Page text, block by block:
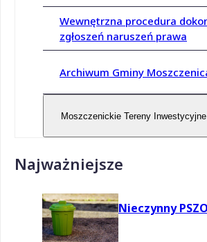
Wewnętrzna procedura
zgłoszeń naruszeń prawa
Archiwum Gminy
Moszczenickie Tereny Inwestycyjne
Najważniejsze
Nieczynny